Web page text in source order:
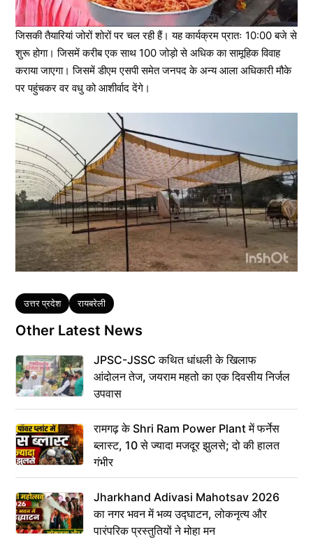
जिसकी तैयारियां जोरों शोरों पर चल रही हैं। यह कार्यक्रम प्रातः 10:00 बजे से
शुरू होगा। जिसमें करीब एक साथ 100 जोड़ो से अधिक का सामूहिक विवाह
कराया जाएगा। जिसमें डीएम एसपी समेत जनपद के अन्य आला अधिकारी मौके
पर पहुंचकर वर वधु को आशीर्वाद देंगे।
Tags
उत्तर प्रदेश रायबरेली
Other Latest News
JPSC-JSSC कथित धांधली के खिलाफ
आंदोलन तेज, जयराम महतो का एक दिवसीय निर्जल
उपवास
रामगढ़ के Shri Ram Power Plant में फर्नेस
ब्लास्ट, 10 से ज्यादा मजदूर झुलसे; दो की हालत
गंभीर
Jharkhand Adivasi Mahotsav 2026
का नगर भवन में भव्य उद्घाटन, लोकनृत्य और
पारंपरिक प्रस्तुतियों ने मोहा मन